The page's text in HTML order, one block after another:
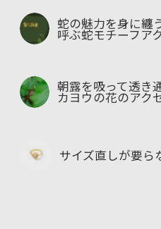
蛇の魅力を身に纏
呼ぶ蛇モチーフ
朝露を吸って透き
カヨウの花のア
サイズ直しが要ら